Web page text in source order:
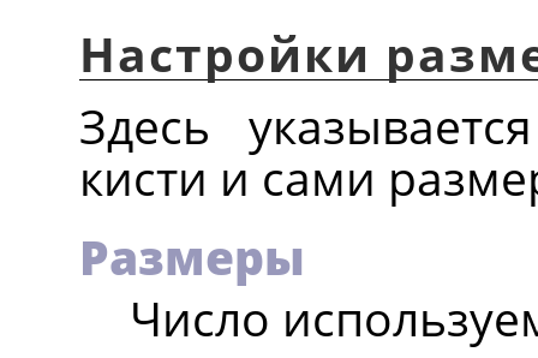
Настройки
Здесь
кисти и сами
Размеры
Число